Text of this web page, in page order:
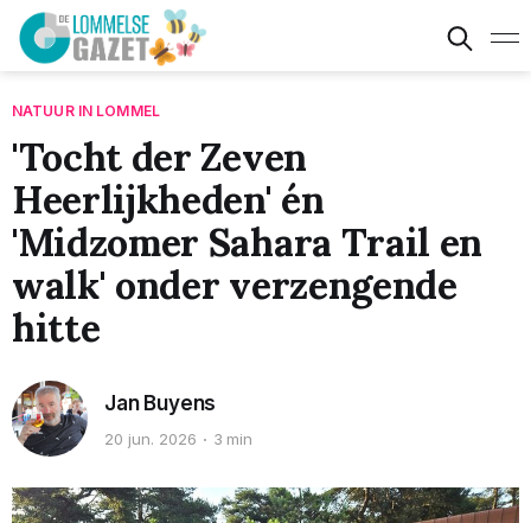
NATUUR IN LOMMEL
'Tocht der Zeven
Heerlijkheden' én
'Midzomer Sahara Trail en
walk' onder verzengende
hitte
Jan Buyens
20 jun. 2026 3 min